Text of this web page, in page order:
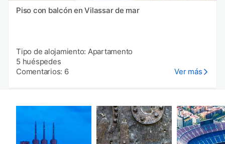
Piso con balcón en Vilassar de mar
Tipo de alojamiento: Apartamento
5 huéspedes
Comentarios: 6
Ver más